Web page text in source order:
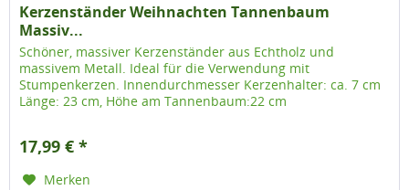
Kerzenständer Weihnachten Tannenbaum
Massiv...
Schöner, massiver Kerzenständer aus Echtholz und
massivem Metall. Ideal für die Verwendung mit
Stumpenkerzen. Innendurchmesser Kerzenhalter: ca. 7 cm
Länge: 23 cm, Höhe am Tannenbaum:22 cm
17,99 € *
Merken